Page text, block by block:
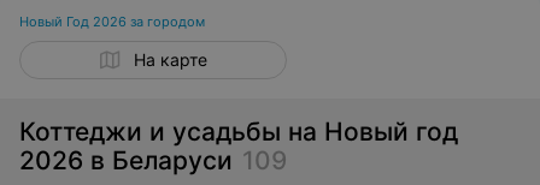
Новый Год 2026 за городом
На карте
Коттеджи и усадьбы на Новый год
2026 в Беларуси 109